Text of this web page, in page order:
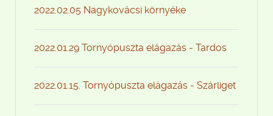
2022.02.05 Nagykovácsi környéke
2022.01.29 Tornyópuszta elágazás - Tardos
2022.01.15. Tornyópuszta elágazás - Szárliget